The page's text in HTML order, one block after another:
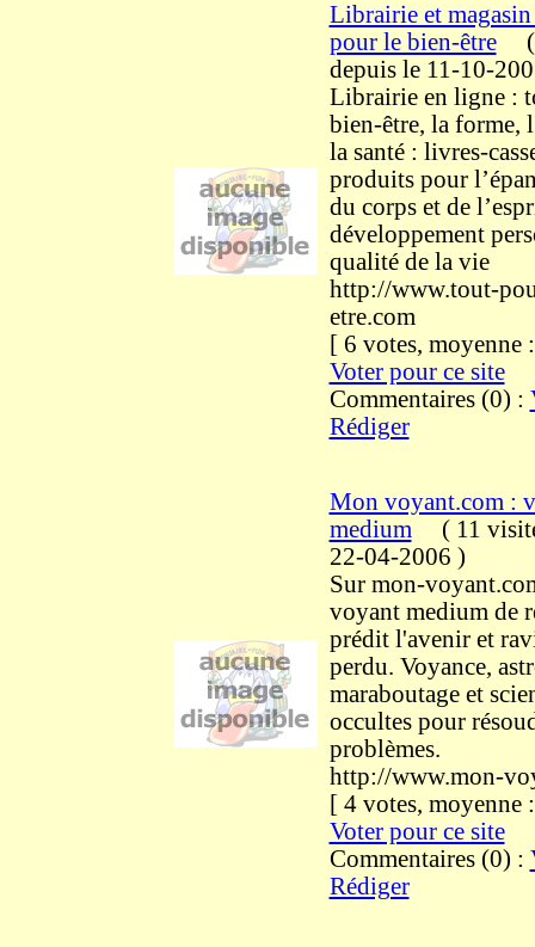
Librairie et
pour le bien-être(
depuis le 11-10-
Librairie en ligne :
bien-être, la forme,
la santé : livres-
produits pour
du corps et de
développement
qualité de la vie
http://www.tout-
etre.com
[ 6 votes,
Voter pour ce site
Commentaires (0) :
Rédiger
Mon voyant.com :
medium (11
22-04-2006 )
Sur mon-
voyant medium de
prédit l'avenir et
perdu. Voyance,
maraboutage et
occultes pour
problèmes.
http://www.mon-
[ 4 votes,
Voter pour ce site
Commentaires (0) :
Rédiger